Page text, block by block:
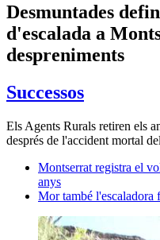
Desmuntades
d'escalada a
despreniments
Successos
Els Agents Rurals retiren els
després de l'accident mortal
Montserrat registra el
anys
Mor també l'escaladora